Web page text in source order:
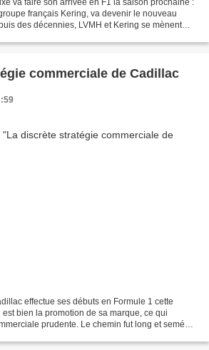
français Kering, va devenir le nouveau
des décennies, LVMH et Kering se mènent
commerciale de Cadillac
effectue ses débuts en Formule 1 cette
bien la promotion de sa marque, ce qui
prudente. Le chemin fut long et semé